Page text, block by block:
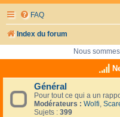
FAQ
Index du forum
Nous
Général
Pour tout ce qui a un
Modérateurs : Wolfi,
Sujets : 399